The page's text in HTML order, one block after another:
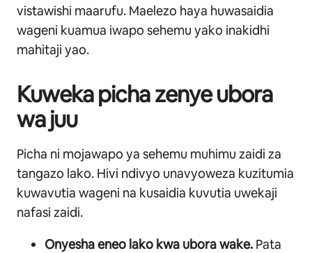
vistawishi maarufu. Maelezo haya huwasaidia
wageni kuamua iwapo sehemu yako inakidhi
mahitaji yao.
Kuweka picha zenye ubora
wa juu
Picha ni mojawapo ya sehemu muhimu zaidi za
tangazo lako. Hivi ndivyo unavyoweza kuzitumia
kuwavutia wageni na kusaidia kuvutia uwekaji
nafasi zaidi.
Onyesha eneo lako kwa ubora wake. Pata